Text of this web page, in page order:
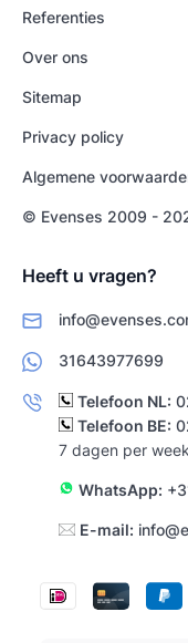
Referenties
Over ons
Sitemap
Privacy policy
Algemene
© Evenses 2009 -
Heeft u vragen?
31643977699
Telefoon NL:
Telefoon BE:
7 dagen per
WhatsApp:
E-mail: